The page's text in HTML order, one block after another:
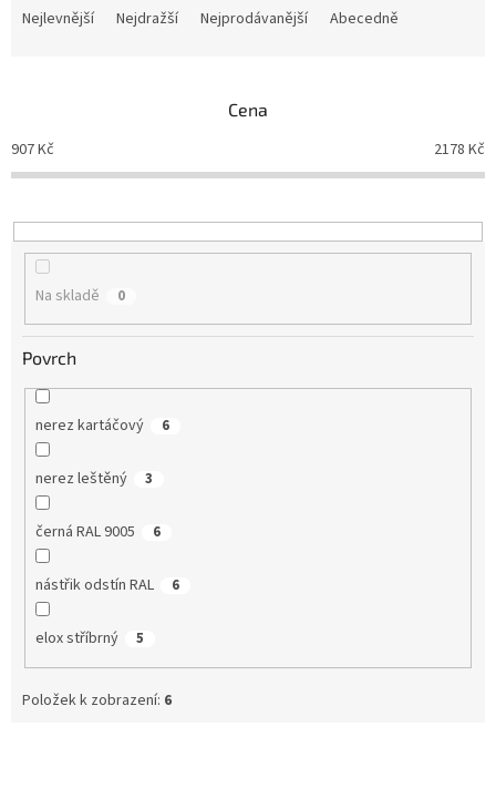
p
r
o
u
Nejlevnější Nejdražší Nejprodávanější Abecedně
Cena
907Kč 2178 Kč
Na skladě 0
Povrch
nerez kartáčový 6
nerez leštěný 3
černá RAL 9005 6
nástřik odstín RAL 6
elox stříbrný 5
Položek k zobrazení: 6